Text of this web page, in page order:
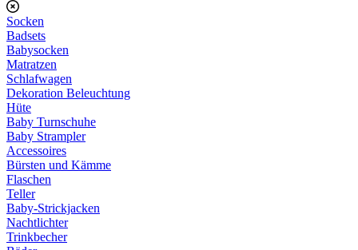
Socken
Badsets
Babysocken
Matratzen
Schlafwagen
Dekoration Beleuchtung
Hüte
Baby Turnschuhe
Baby Strampler
Accessoires
Bürsten und Kämme
Flaschen
Teller
Baby-Strickjacken
Nachtlichter
Trinkbecher